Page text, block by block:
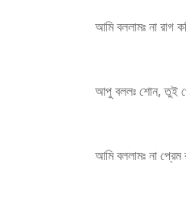
আমি বললামঃ না রাগ
আপু বললঃ শোন, তুই
আমি বললামঃ না